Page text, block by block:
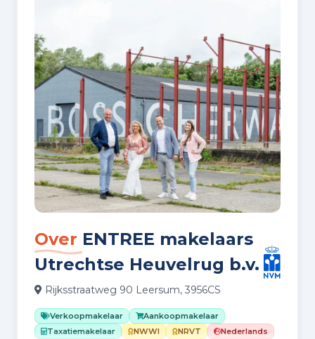
Over ENTREE makelaars
Utrechtse Heuvelrug b.v.
Rijksstraatweg 90 Leersum, 3956CS
Verkoopmakelaar
Aankoopmakelaar
Taxatiemakelaar
NWWI NRVT
Nederlands